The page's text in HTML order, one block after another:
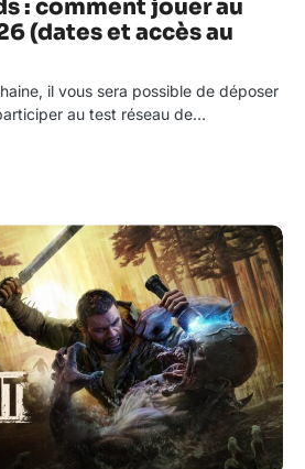
: comment jouer au
(dates et accès au
il vous sera possible de déposer
au test réseau de…